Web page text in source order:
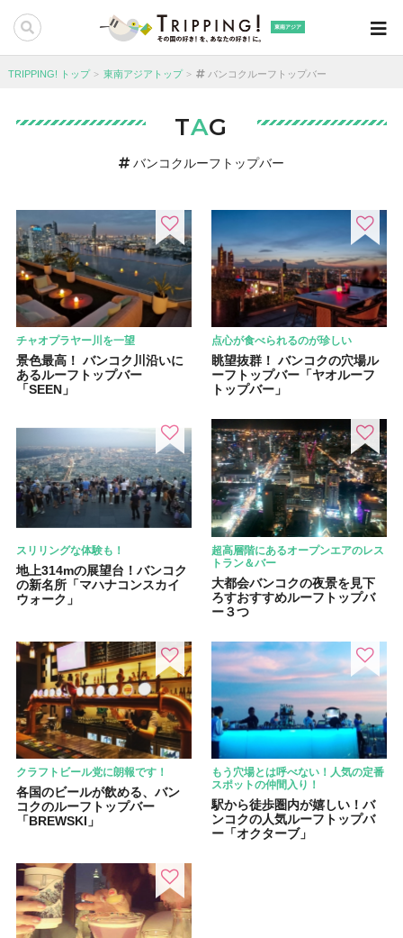
東南アジア
TRIPPING! トップ 東南アジアトップ バンコクルーフトップバー
TAG
バンコクルーフトップバー
チャオプラヤー川を一望
景色最高！ バンコク川沿いに
あるルーフトップバー
「SEEN」
点心が食べられるのが珍しい
眺望抜群！ バンコクの穴場ル
ーフトップバー「ヤオルーフ
トップバー」
スリリングな体験も！
地上314mの展望台！バンコク
の新名所「マハナコンスカイ
ウォーク」
超高層階にあるオープンエアのレス
トラン＆バー
大都会バンコクの夜景を見下
ろすおすすめルーフトップバ
ー３つ
クラフトビール党に朗報です！
各国のビールが飲める、バン
コクのルーフトップバー
「BREWSKI」
もう穴場とは呼べない！人気の定番
スポットの仲間入り！
駅から徒歩圏内が嬉しい！バ
ンコクの人気ルーフトップバ
ー「オクターブ」